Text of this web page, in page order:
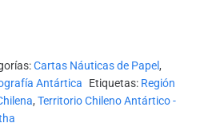
Cartas Náuticas de Papel,
Antártica Etiquetas: Región
, Territorio Chileno Antártico -